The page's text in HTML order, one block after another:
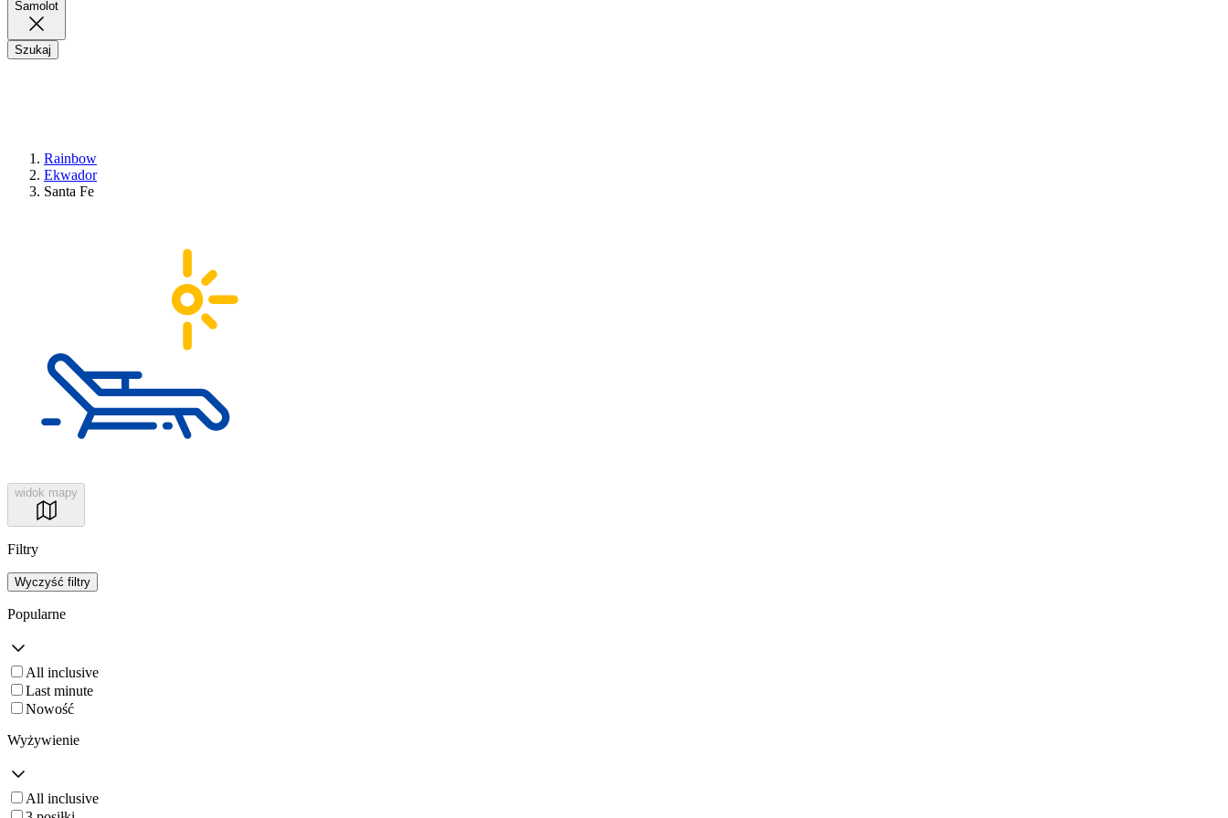
Samolot
Szukaj
Rainbow
Ekwador
Santa Fe
widok mapy
Filtry
Wyczyść filtry
Popularne
All inclusive
Last minute
Nowość
Wyżywienie
All inclusive